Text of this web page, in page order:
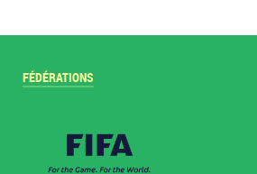
FÉDÉRATIONS